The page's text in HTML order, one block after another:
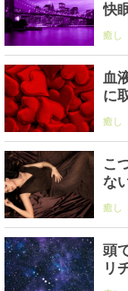
快
癒し
血
に
癒し
こ
な
癒し
頭
リ